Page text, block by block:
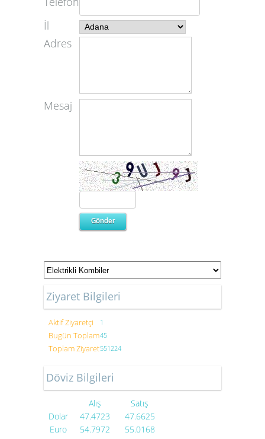
İl
Adres
Mesaj
Ziyaret Bilgileri
Aktif Ziyaretçi 1
Bugün Toplam45
Toplam Ziyaret551224
Döviz Bilgileri
Alış
Satış
Dolar
47.4723
47.6625
Euro
54.7972 55.0168